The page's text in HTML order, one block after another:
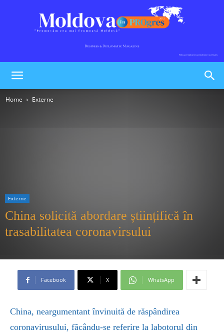
Home Externe
Externe
China solicită abordare științifică în
trasabilitatea coronavirsului
Facebook X WhatsApp
China, neargumentant învinuită de răspândirea
coronavirusului, făcându-se referire la labotorul din